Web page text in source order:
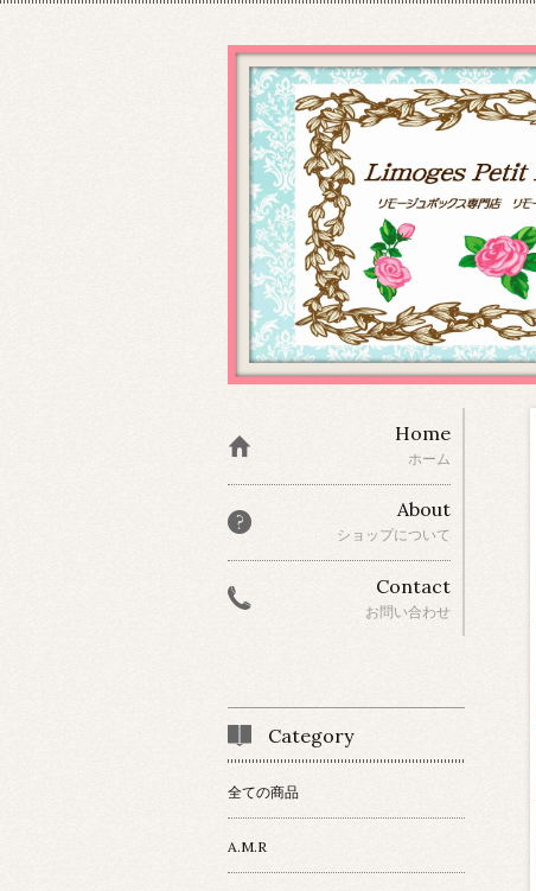
Home
ホーム
About
ショップについて
Contact
お問い合わせ
Category
全ての商品
A.M.R